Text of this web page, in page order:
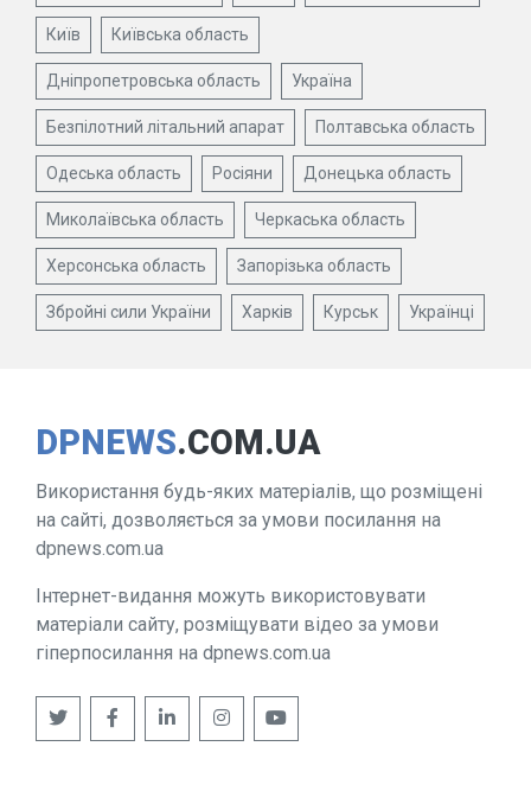
Київ Київська область
Дніпропетровська область Україна
Безпілотний літальний апарат Полтавська область
Одеська область Росіяни Донецька область
Миколаївська область Черкаська область
Херсонська область Запорізька область
Збройні сили України Харків Курськ Українці
DPNEWS.COM.UA
Використання будь-яких матеріалів, що розміщені
на сайті, дозволяється за умови посилання на
dpnews.com.ua
Інтернет-видання можуть використовувати
матеріали сайту, розміщувати відео за умови
гіперпосилання на dpnews.com.ua